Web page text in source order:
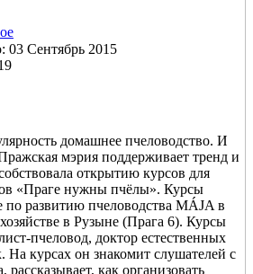
03 Сентябрь 2015
домашнее пчеловодство. И
мэрия поддерживает тренд и
открытию курсов для
«Праге нужны пчёлы». Курсы
развитию пчеловодства MÁJA в
в Рузыне (Прага 6). Курсы
пчеловод, доктор естественных
курсах он знакомит слушателей с
рассказывает, как организовать